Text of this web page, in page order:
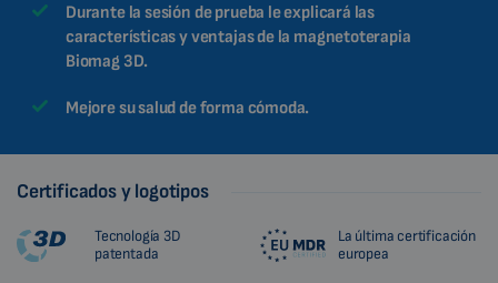
Durante la sesión de prueba le explicará las
características y ventajas de la magnetoterapia
Biomag 3D.
Mejore su salud de forma cómoda.
Certificados y logotipos
Tecnología 3D
patentada
La última certificación
europea